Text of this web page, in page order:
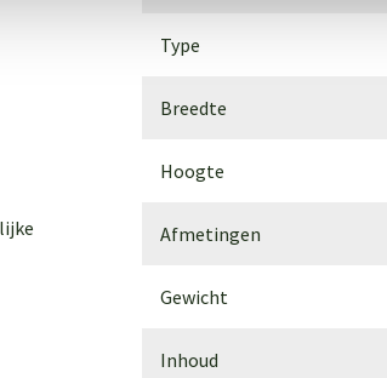
Type
Breedte
Hoogte
Afmetingen
Gewicht
Inhoud